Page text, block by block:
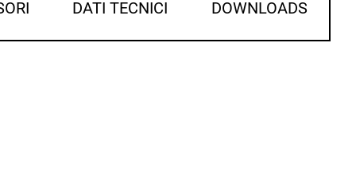
DATI TECNICI DOWNLOADS